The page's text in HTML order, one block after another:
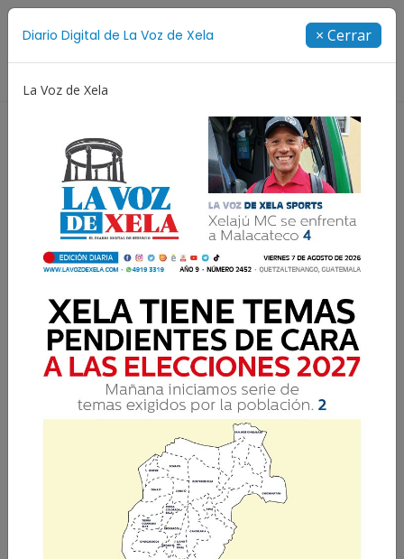
Diario Digital de La Voz de Xela × Cerrar
La Voz de Xela
Se nos viene Xelafer
Marco Buestán 29 Julio 2018 08:00
Comparte